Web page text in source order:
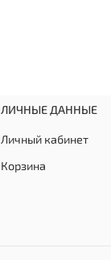
ЛИЧНЫЕ ДАННЫЕ
Личный кабинет
Корзина